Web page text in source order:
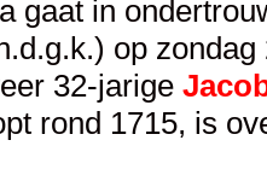
gaat in
op
32-jarige
rond 1715, is